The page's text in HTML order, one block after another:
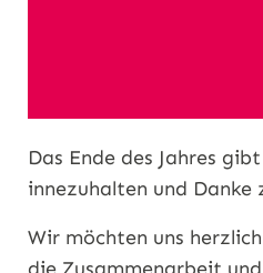
Das Ende des Jahres
innezuhalten und Danke
Wir möchten uns